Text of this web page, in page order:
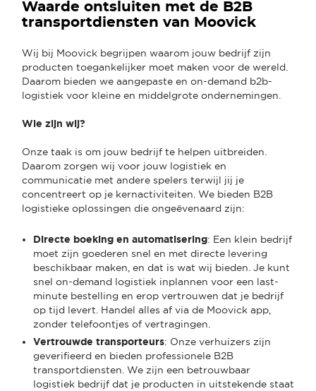
Waarde ontsluiten met de B2B
transportdiensten van Moovick
Wij bij Moovick begrijpen waarom jouw bedrijf zijn
producten toegankelijker moet maken voor de wereld.
Daarom bieden we aangepaste en on-demand b2b-
logistiek voor kleine en middelgrote ondernemingen.
Wie zijn wij?
Onze taak is om jouw bedrijf te helpen uitbreiden.
Daarom zorgen wij voor jouw logistiek en
communicatie met andere spelers terwijl jij je
concentreert op je kernactiviteiten. We bieden B2B
logistieke oplossingen die ongeëvenaard zijn:
Directe boeking en automatisering: Een klein bedrijf
moet zijn goederen snel en met directe levering
beschikbaar maken, en dat is wat wij bieden. Je kunt
snel on-demand logistiek inplannen voor een last-
minute bestelling en erop vertrouwen dat je bedrijf
op tijd levert. Handel alles af via de Moovick app,
zonder telefoontjes of vertragingen.
Vertrouwde transporteurs: Onze verhuizers zijn
geverifieerd en bieden professionele B2B
transportdiensten. We zijn een betrouwbaar
logistiek bedrijf dat je producten in uitstekende staat